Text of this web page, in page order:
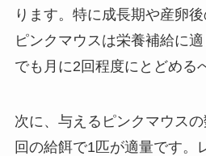
ります。特に成長期や産卵後
ピンクマウスは栄養補給に
でも月に2回程度にとどめる
次に、与えるピンクマウス
回の給餌で1匹が適量です。